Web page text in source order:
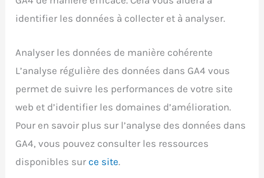
identifier les données à collecter et à analyser.
Analyser les données de manière cohérente
L’analyse régulière des données dans GA4 vous
permet de suivre les performances de votre site
web et d’identifier les domaines d’amélioration.
Pour en savoir plus sur l’analyse des données dans
GA4, vous pouvez consulter les ressources
disponibles surce site.